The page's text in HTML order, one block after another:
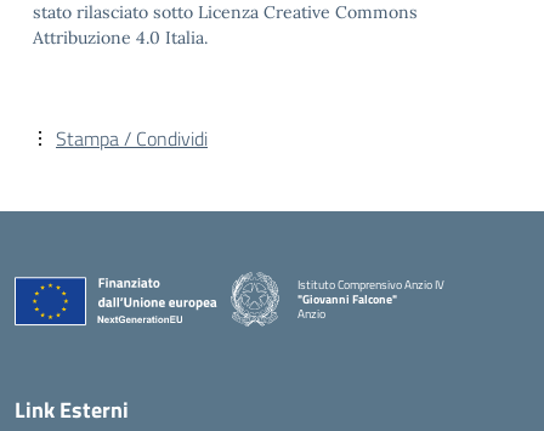
stato rilasciato sotto Licenza Creative Commons
Attribuzione 4.0 Italia.
Stampa / Condividi
Istituto Comprensivo Anzio IV
"Giovanni Falcone"
Anzio
Link Esterni